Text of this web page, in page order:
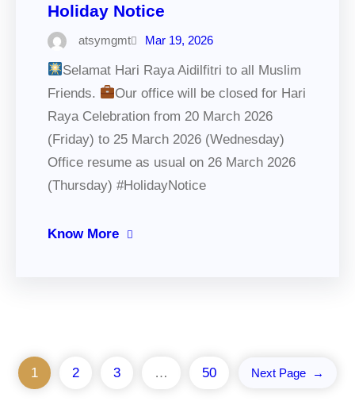
Holiday Notice
atsymgmt Mar 19, 2026
Selamat Hari Raya Aidilfitri to all Muslim
Friends.
Our office will be closed for Hari
Raya Celebration from 20 March 2026
(Friday) to 25 March 2026 (Wednesday)
Office resume as usual on 26 March 2026
(Thursday) #HolidayNotice
Know More
1 2 3 … 50 Next Page →